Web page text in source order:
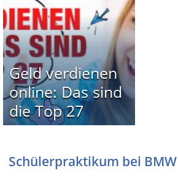
Geld verdienen
online: Das sind
die Top 27
Schülerpraktikum bei BMW